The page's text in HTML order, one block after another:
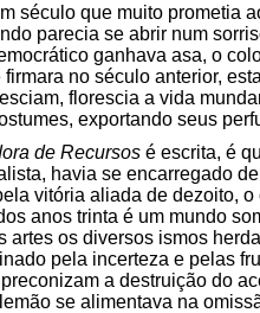
século que muito prometia
parecia se abrir num
ganhava asa, o
no século anterior,
florescia a vida
exportando seus
de Recursos é escrita, é
havia se encarregado
vitória aliada de dezoito,
anos trinta é um mundo
artes os diversos ismos
pela incerteza e pelas
a destruição do
se alimentava na